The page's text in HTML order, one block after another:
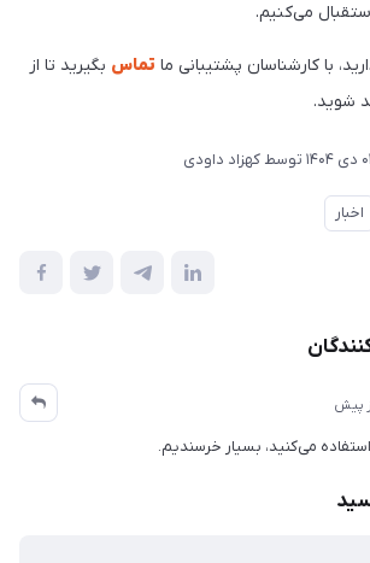
می‌کنیم.
با کارشناسان پشتیبانی ما تماس بگیرید تا از
شوید.
01 دی 1404 توسط کهزاد داودی
اخبار
می‌کنید، بسیار خرسندیم.